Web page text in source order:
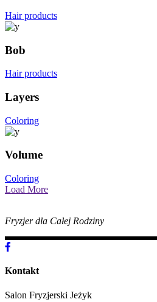
Hair products
Bob
Hair products
Layers
Coloring
Volume
Coloring
Load More
Fryzjer dla Całej Rodziny
Kontakt
Salon Fryzjerski Jeżyk